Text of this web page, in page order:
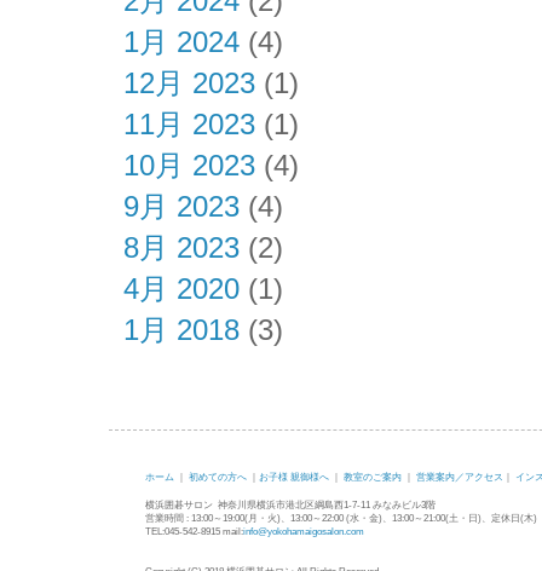
1月 2024 (4)
12月 2023 (1)
11月 2023 (1)
10月 2023 (4)
9月 2023 (4)
8月 2023 (2)
4月 2020 (1)
1月 2018 (3)
ホーム ｜ 初めての方へ ｜ お子様 親御様へ ｜ 教室のご案内 ｜ 営業案内／アクセス ｜ イン
横浜囲碁サロン 神奈川県横浜市港北区綱島西1-7-11 みなみビル3階
営業時間 : 13:00～19:00(月・火)、13:00～22:00 (水・金)、13:00～21:00(土・日)、定休日(木)
TEL:045-542-8915 mail:info@yokohamaigosalon.com